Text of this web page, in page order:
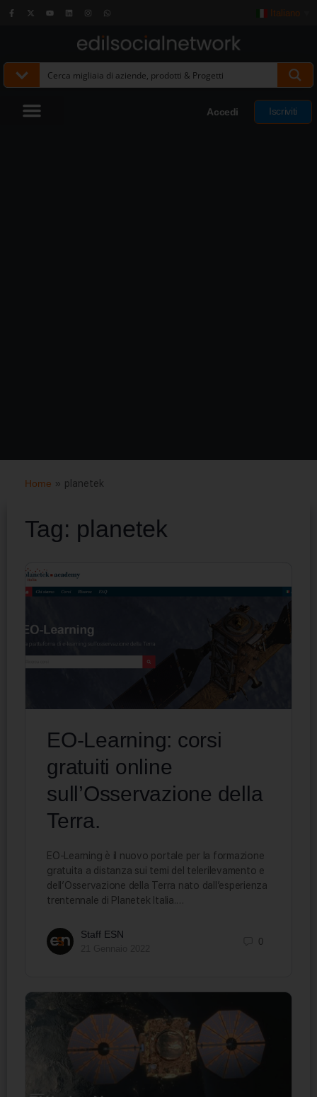
Italiano
Accedi Iscriviti
Home » planetek
Tag: planetek
EO-Learning: corsi
gratuiti online
sull’Osservazione della
Terra.
EO-Learning è il nuovo portale per la formazione
gratuita a distanza sui temi del telerilevamento e
dell’Osservazione della Terra nato dall’esperienza
trentennale di Planetek Italia.…
Staff ESN
0